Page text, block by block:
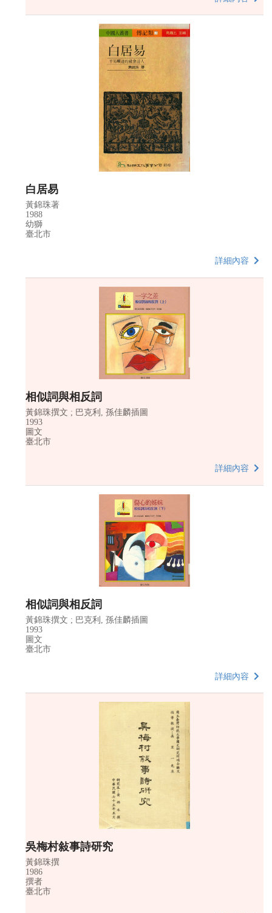
白居易
黃錦珠著
1988
幼獅
臺北市
詳細內容
相似詞與相反詞
黃錦珠撰文 ; 巴克利, 孫佳麟插圖
1993
圖文
臺北市
詳細內容
相似詞與相反詞
黃錦珠撰文 ; 巴克利, 孫佳麟插圖
1993
圖文
臺北市
詳細內容
吳梅村敍事詩研究
黃錦珠撰
1986
撰者
臺北市